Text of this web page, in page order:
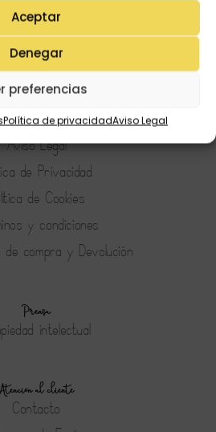
Aceptar
Denegar
preferencias
Política de privacidadAviso Legal
Descargas
de mi pedido
Frecuentes
Tienda
Aviso Legal
de Privacidad
de Cookies
y condiciones
de compra y Devolución
Prensa
intelectual
Atención al cliente
Contacto